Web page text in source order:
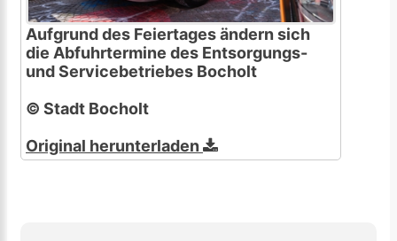
Aufgrund des Feiertages ändern sich
die Abfuhrtermine des Entsorgungs-
und Servicebetriebes Bocholt
© Stadt Bocholt
Original herunterladen